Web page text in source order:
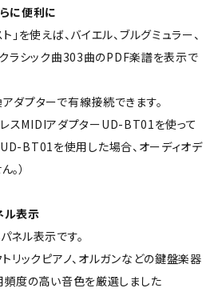
に便利に
」を使えば、バイエル、ブルグミュラー、
クラシック曲303曲のPDF楽譜を表示で
ダプターで有線接続できます。
レスMIDIアダプターUD-BT01を使って
BT01を使用した場合、オーディオデ
）
ル表示
ネル表示です。
リックピアノ、オルガンなどの鍵盤楽器
頻度の高い音色を厳選しました